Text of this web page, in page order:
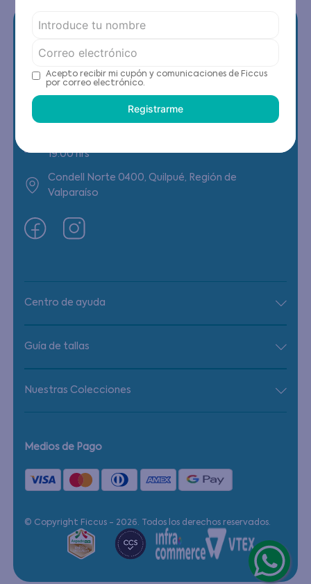
Contáctanos
(22) 6178818 - Compras Internet
19:00 hrs
Condell Norte 0400, Quilpué, Región de
Valparaíso
Centro de ayuda
Guía de tallas
Nuestras Colecciones
Medios de Pago
© Copyright Ficcus - 2026. Todos los derechos reservados.
Acepto recibir mi cupón y comunicaciones de Ficcus
por correo electrónico.
Registrarme